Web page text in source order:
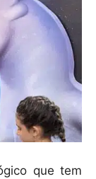
que tem